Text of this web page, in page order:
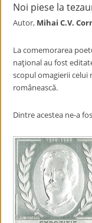
Noi piese la
Autor, Mihai C.V.
La comemorarea
naţional au fost
scopul omagierii
românească.
Dintre acestea ne-a